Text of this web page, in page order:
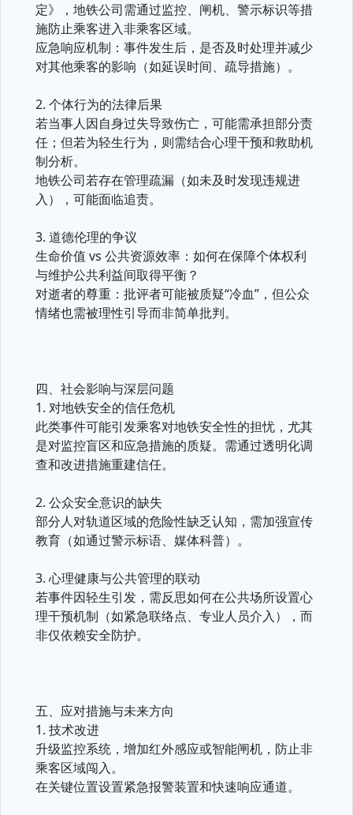
定》，地铁公司需通过监控、闸机、警示标识等措
施防止乘客进入非乘客区域。
应急响应机制：事件发生后，是否及时处理并减少
对其他乘客的影响（如延误时间、疏导措施）。
2. 个体行为的法律后果
若当事人因自身过失导致伤亡，可能需承担部分责
任；但若为轻生行为，则需结合心理干预和救助机
制分析。
地铁公司若存在管理疏漏（如未及时发现违规进
入），可能面临追责。
3. 道德伦理的争议
生命价值 vs 公共资源效率：如何在保障个体权利
与维护公共利益间取得平衡？
对逝者的尊重：批评者可能被质疑“冷血”，但公众
情绪也需被理性引导而非简单批判。
四、社会影响与深层问题
1. 对地铁安全的信任危机
此类事件可能引发乘客对地铁安全性的担忧，尤其
是对监控盲区和应急措施的质疑。需通过透明化调
查和改进措施重建信任。
2. 公众安全意识的缺失
部分人对轨道区域的危险性缺乏认知，需加强宣传
教育（如通过警示标语、媒体科普）。
3. 心理健康与公共管理的联动
若事件因轻生引发，需反思如何在公共场所设置心
理干预机制（如紧急联络点、专业人员介入），而
非仅依赖安全防护。
五、应对措施与未来方向
1. 技术改进
升级监控系统，增加红外感应或智能闸机，防止非
乘客区域闯入。
在关键位置设置紧急报警装置和快速响应通道。